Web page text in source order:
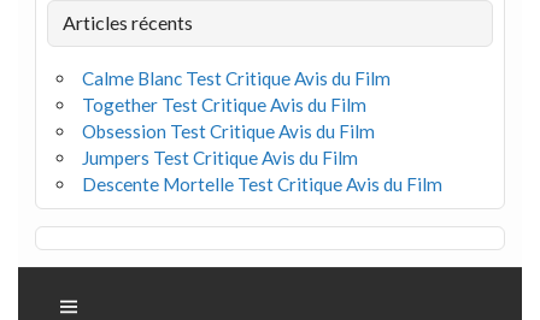
Articles récents
Calme Blanc Test Critique Avis du Film
Together Test Critique Avis du Film
Obsession Test Critique Avis du Film
Jumpers Test Critique Avis du Film
Descente Mortelle Test Critique Avis du Film